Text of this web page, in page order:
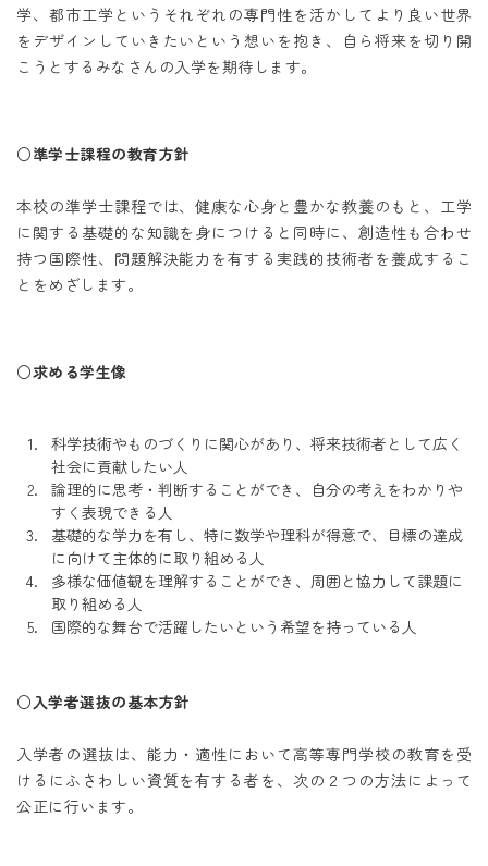
学、都市工学というそれぞれの専門性を活かしてより良い世界
をデザインしていきたいという想いを抱き、自ら将来を切り開
こうとするみなさんの入学を期待します。
○準学士課程の教育方針
本校の準学士課程では、健康な心身と豊かな教養のもと、工学
に関する基礎的な知識を身につけると同時に、創造性も合わせ
持つ国際性、問題解決能力を有する実践的技術者を養成するこ
とをめざします。
○求める学生像
科学技術やものづくりに関心があり、将来技術者として広く
社会に貢献したい人
論理的に思考・判断することができ、自分の考えをわかりや
すく表現できる人
基礎的な学力を有し、特に数学や理科が得意で、目標の達成
に向けて主体的に取り組める人
多様な価値観を理解することができ、周囲と協力して課題に
取り組める人
国際的な舞台で活躍したいという希望を持っている人
○入学者選抜の基本方針
入学者の選抜は、能力・適性において高等専門学校の教育を受
けるにふさわしい資質を有する者を、次の２つの方法によって
公正に行います。